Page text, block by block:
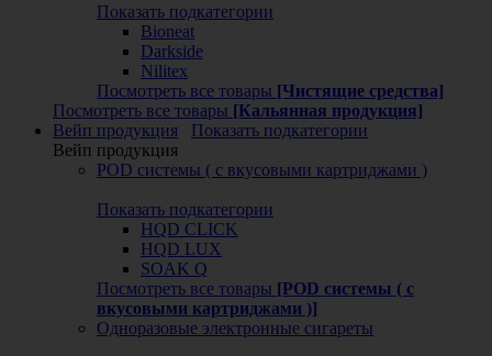
Показать подкатегории
Bioneat
Darkside
Nilitex
Посмотреть все товары [Чистящие средства]
Посмотреть все товары [Кальянная продукция]
Вейп продукция
Показать подкатегории
Вейп продукция
POD системы ( с вкусовыми картриджами )
Показать подкатегории
HQD CLICK
HQD LUX
SOAK Q
Посмотреть все товары [POD системы ( с
вкусовыми картриджами )]
Одноразовые электронные сигареты